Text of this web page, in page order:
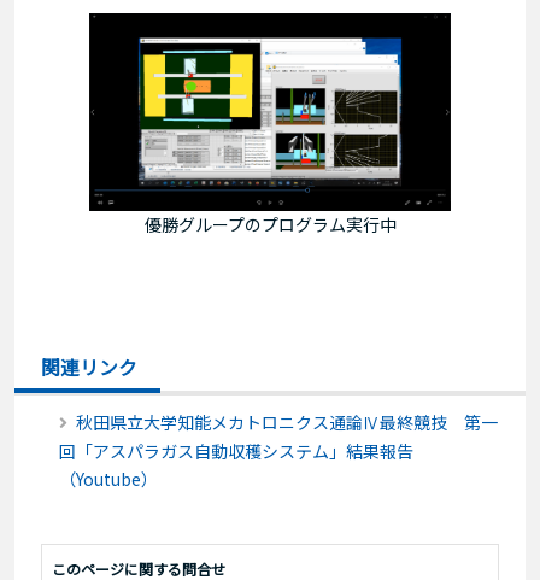
優勝グループのプログラム実行中
関連リンク
秋田県立大学知能メカトロニクス通論Ⅳ最終競技 第一
回「アスパラガス自動収穫システム」結果報告
（Youtube）
このページに関する問合せ